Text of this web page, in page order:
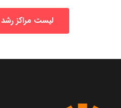
لیست مراکز